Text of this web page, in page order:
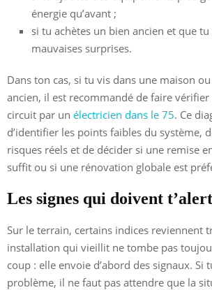
énergie qu’avant ;
si tu achètes un bien ancien et que
mauvaises surprises.
Dans ton cas, si tu vis dans une maison
ancien, il est recommandé de faire vérifier
circuit par un électricien dans le 75. Ce
d’identifier les points faibles du système,
risques réels et de décider si une remise
suffit ou si une rénovation globale est
Les signes qui doivent
Sur le terrain, certains indices reviennent
installation qui vieillit ne tombe pas
coup : elle envoie d’abord des signaux. Si
problème, il ne faut pas attendre que la